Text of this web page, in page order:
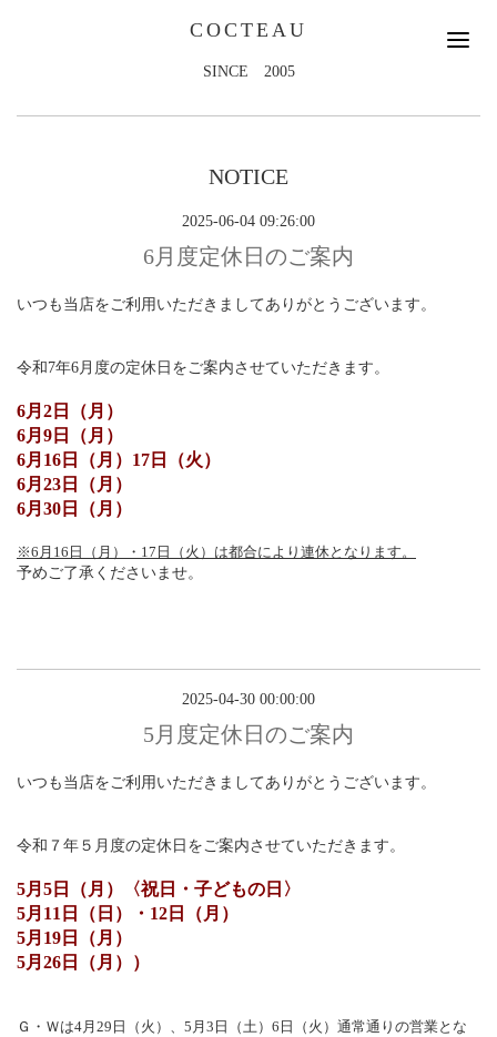
COCTEAU
SINCE 2005
NOTICE
2025-06-04 09:26:00
6月度定休日のご案内
いつも当店をご利用いただきましてありがとうございます。
令和7年6月度の定休日をご案内させていただきます。
6月2日（月）
6月9日（月）
6月16日（月）17日（火）
6月23日（月）
6月30日（月）
※6月16日（月）・17日（火）は都合により連休となります。
予めご了承くださいませ。
2025-04-30 00:00:00
5月度定休日のご案内
いつも当店をご利用いただきましてありがとうございます。
令和７年５月度の定休日をご案内させていただきます。
5月5日（月）〈祝日・子どもの日〉
5月11日（日）・12日（月）
5月19日（月）
5月26日（月））
Ｇ・Ｗは4月29日（火）、5月3日（土）6日（火）通常通りの営業とな